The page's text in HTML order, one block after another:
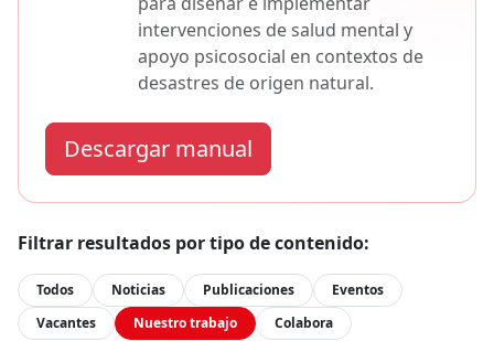
intervenciones de salud mental y
apoyo psicosocial en contextos de
desastres de origen natural.
Descargar manual
Filtrar resultados por tipo de contenido:
Todos Noticias Publicaciones
Eventos
Vacantes
Nuestro trabajo Colabora